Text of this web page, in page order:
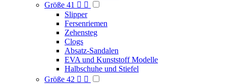
Größe 41  
Slipper
Fersenriemen
Zehensteg
Clogs
Absatz-Sandalen
EVA und Kunststoff Modelle
Halbschuhe und Stiefel
Größe 42  